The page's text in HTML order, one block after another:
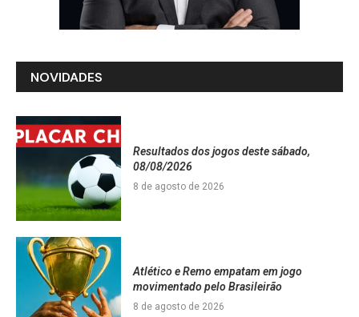
NOVIDADES
Resultados dos jogos deste sábado,
08/08/2026
8 de agosto de 2026
Atlético e Remo empatam em jogo
movimentado pelo Brasileirão
8 de agosto de 2026